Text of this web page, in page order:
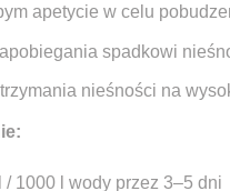
apetycie w celu
spadkowi
nieśności na
/ 1000 l wody przez 3–5 dni